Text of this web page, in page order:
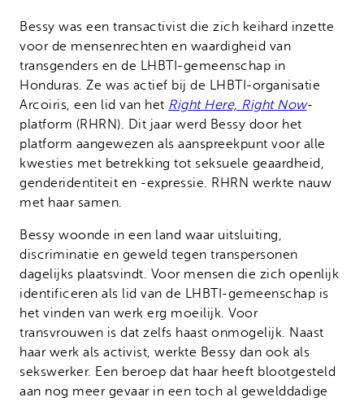
Bessy was een transactivist die zich keihard inzette
voor de mensenrechten en waardigheid van
transgenders en de LHBTI-gemeenschap in
Honduras. Ze was actief bij de LHBTI-organisatie
Arcoiris, een lid van het Right Here, Right Now-
platform (RHRN). Dit jaar werd Bessy door het
platform aangewezen als aanspreekpunt voor alle
kwesties met betrekking tot seksuele geaardheid,
genderidentiteit en -expressie. RHRN werkte nauw
met haar samen.
Bessy woonde in een land waar uitsluiting,
discriminatie en geweld tegen transpersonen
dagelijks plaatsvindt. Voor mensen die zich openlijk
identificeren als lid van de LHBTI-gemeenschap is
het vinden van werk erg moeilijk. Voor
transvrouwen is dat zelfs haast onmogelijk. Naast
haar werk als activist, werkte Bessy dan ook als
sekswerker. Een beroep dat haar heeft blootgesteld
aan nog meer gevaar in een toch al gewelddadige